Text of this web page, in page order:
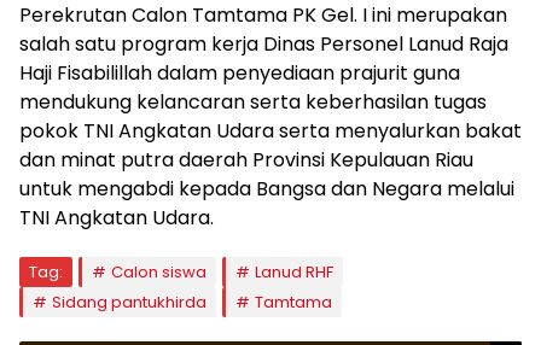
Perekrutan Calon Tamtama PK Gel. I ini merupakan
salah satu program kerja Dinas Personel Lanud Raja
Haji Fisabilillah dalam penyediaan prajurit guna
mendukung kelancaran serta keberhasilan tugas
pokok TNI Angkatan Udara serta menyalurkan bakat
dan minat putra daerah Provinsi Kepulauan Riau
untuk mengabdi kepada Bangsa dan Negara melalui
TNI Angkatan Udara.
Tag: Calon siswa
Lanud RHF
Sidang pantukhirda
Tamtama